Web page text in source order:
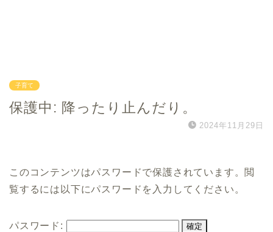
子育て
保護中: 降ったり止んだり。
2024年11月29日
このコンテンツはパスワードで保護されています。閲
覧するには以下にパスワードを入力してください。
パスワード: